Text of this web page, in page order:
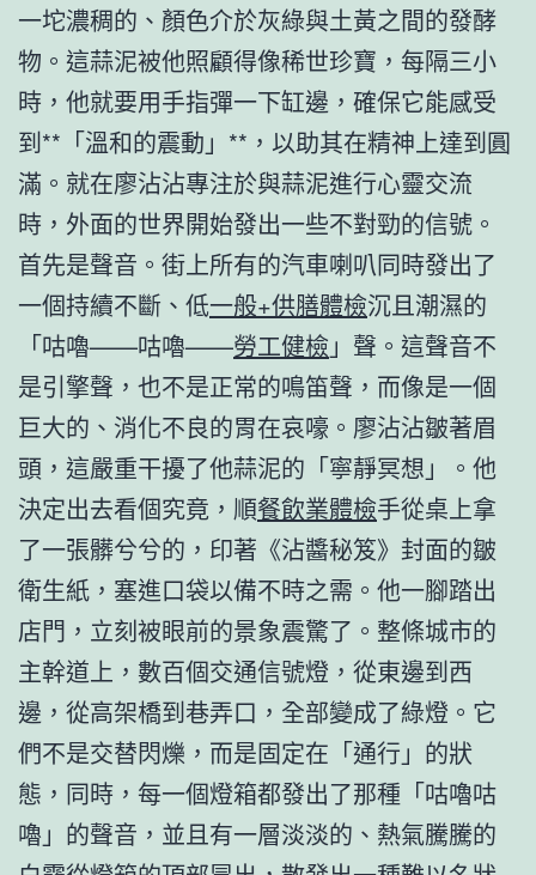
一坨濃稠的、顏色介於灰綠與土黃之間的發酵
物。這蒜泥被他照顧得像稀世珍寶，每隔三小
時，他就要用手指彈一下缸邊，確保它能感受
到**「溫和的震動」**，以助其在精神上達到圓
滿。就在廖沾沾專注於與蒜泥進行心靈交流
時，外面的世界開始發出一些不對勁的信號。
首先是聲音。街上所有的汽車喇叭同時發出了
一個持續不斷、低一般+供膳體檢沉且潮濕的
「咕嚕——咕嚕——勞工健檢 」聲。這聲音不
是引擎聲，也不是正常的鳴笛聲，而像是一個
巨大的、消化不良的胃在哀嚎。廖沾沾皺著眉
頭，這嚴重干擾了他蒜泥的「寧靜冥想」。他
決定出去看個究竟，順餐飲業體檢手從桌上拿
了一張髒兮兮的，印著《沾醬秘笈》封面的皺
衛生紙，塞進口袋以備不時之需。他一腳踏出
店門，立刻被眼前的景象震驚了。整條城市的
主幹道上，數百個交通信號燈，從東邊到西
邊，從高架橋到巷弄口，全部變成了綠燈。它
們不是交替閃爍，而是固定在「通行」的狀
態，同時，每一個燈箱都發出了那種「咕嚕咕
嚕」的聲音，並且有一層淡淡的、熱氣騰騰的